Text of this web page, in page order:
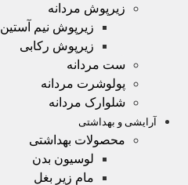
زیرپوش مردانه
زیرپوش نیم آستین
زیرپوش رکابی
ست مردانه
پولوشرت مردانه
شلوارک مردانه
آرایشی و بهداشتی
محصولات بهداشتی
لوسیون بدن
مام زیر بغل